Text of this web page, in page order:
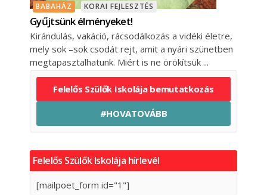
BABAHÁZ KORAI FEJLESZTÉS
Gyűjtsünk élményeket!
Kirándulás, vakáció, rácsodálkozás a vidéki életre,
mely sok –sok csodát rejt, amit a nyári szünetben
megtapasztalhatunk. Miért is ne örökítsük
Felelős Szülők Iskolája bemutatkozás
#HOVATOVÁBB
Felelős Szülők Iskolája hírlevél
[mailpoet_form id="1"]